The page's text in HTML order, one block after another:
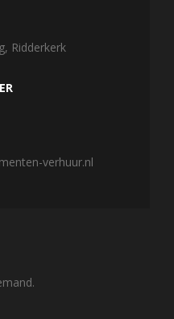
Ridderkerk
verhuur.nl